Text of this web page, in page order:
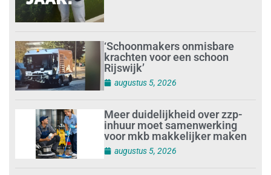
‘Schoonmakers onmisbare
krachten voor een schoon
Rijswijk’
augustus 5, 2026
Meer duidelijkheid over zzp-
inhuur moet samenwerking
voor mkb makkelijker maken
augustus 5, 2026